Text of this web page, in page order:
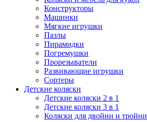
Конструкторы
Машинки
Мягкие игрушки
Пазлы
Пирамидки
Погремушки
Прорезыватели
Развивающие игрушки
Сортеры
Детские коляски
Детские коляски 2 в 1
Детские коляски 3 в 1
Коляски для двойни и тройни